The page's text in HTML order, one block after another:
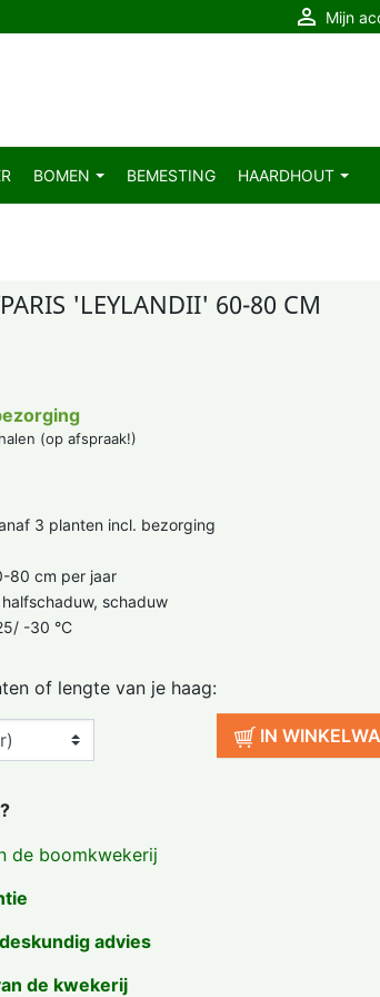
 Mijn
BOMEN BEMESTING HAARDHOUT
'LEYLANDII' 60-80 CM
(op afspraak!)
3 planten incl. bezorging
80 cm per jaar
schaduw
-30 °C
of lengte van je haag:
IN
de boomkwekerij
deskundig advies
de kwekerij